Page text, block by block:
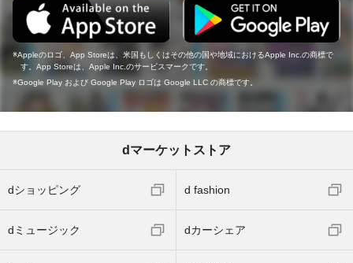
Appleのロゴ、App Storeは、米国もしくはその他の国や地域におけるApple Inc.の商標で
す。App Storeは、Apple Inc.のサービスマークです。
Google Play および Google Play ロゴは Google LLC の商標です。
dマーケットストア
dショッピング d fashion
dミュージック dカーシェア